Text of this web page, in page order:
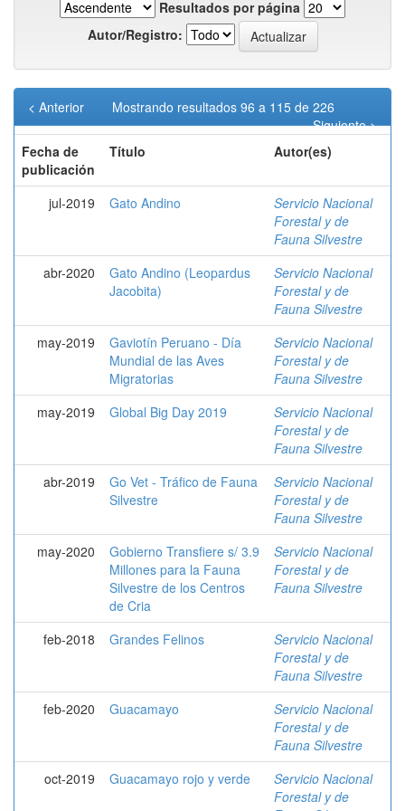
Resultados por página
Autor/Registro:
Mostrando resultados 96 a 115 de 226
< Anterior
Siguiente >
Fecha de
publicación
Título Autor(es)
jul-2019 Gato Andino
Servicio Nacional
Forestal y de
Fauna Silvestre
abr-2020
Gato Andino (Leopardus
Jacobita)
Servicio Nacional
Forestal y de
Fauna Silvestre
may-2019
Gaviotín Peruano - Día
Mundial de las Aves
Migratorias
Servicio Nacional
Forestal y de
Fauna Silvestre
may-2019
Global Big Day 2019
Servicio Nacional
Forestal y de
Fauna Silvestre
abr-2019
Go Vet - Tráfico de Fauna
Silvestre
Servicio Nacional
Forestal y de
Fauna Silvestre
may-2020
Gobierno Transfiere s/ 3.9
Millones para la Fauna
Silvestre de los Centros
de Cria
Servicio Nacional
Forestal y de
Fauna Silvestre
feb-2018 Grandes Felinos
Servicio Nacional
Forestal y de
Fauna Silvestre
feb-2020
Guacamayo
Servicio Nacional
Forestal y de
Fauna Silvestre
oct-2019
Guacamayo rojo y verde
Servicio Nacional
Forestal y de